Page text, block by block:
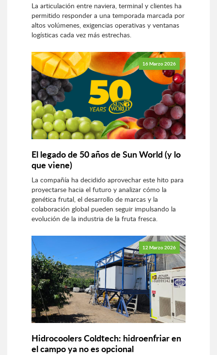
La articulación entre naviera, terminal y clientes ha
permitido responder a una temporada marcada por
altos volúmenes, exigencias operativas y ventanas
logísticas cada vez más estrechas.
16 Marzo 2026
El legado de 50 años de Sun World (y lo
que viene)
La compañía ha decidido aprovechar este hito para
proyectarse hacia el futuro y analizar cómo la
genética frutal, el desarrollo de marcas y la
colaboración global pueden seguir impulsando la
evolución de la industria de la fruta fresca.
12 Marzo 2026
Hidrocoolers Coldtech: hidroenfriar en
el campo ya no es opcional